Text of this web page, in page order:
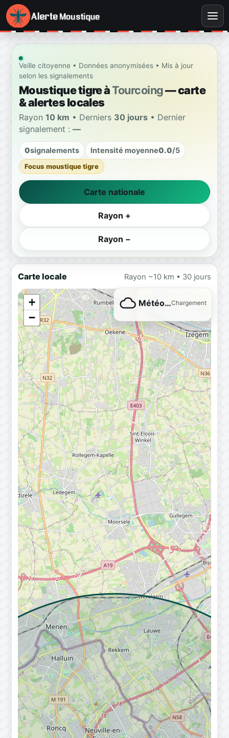
Veille citoyenne • Données anonymisées • Mis à jour
selon les signalements
Moustique tigre àTourcoing— carte
& alertes locales
Rayon 10 km • Derniers 30 jours • Dernier
signalement : —
0signalements Intensité moyenne0.0/5
Focus moustique tigre
Carte nationale
Rayon +
Rayon −
Carte locale Rayon ~10 km • 30 jours
+
−
Météo…Chargement